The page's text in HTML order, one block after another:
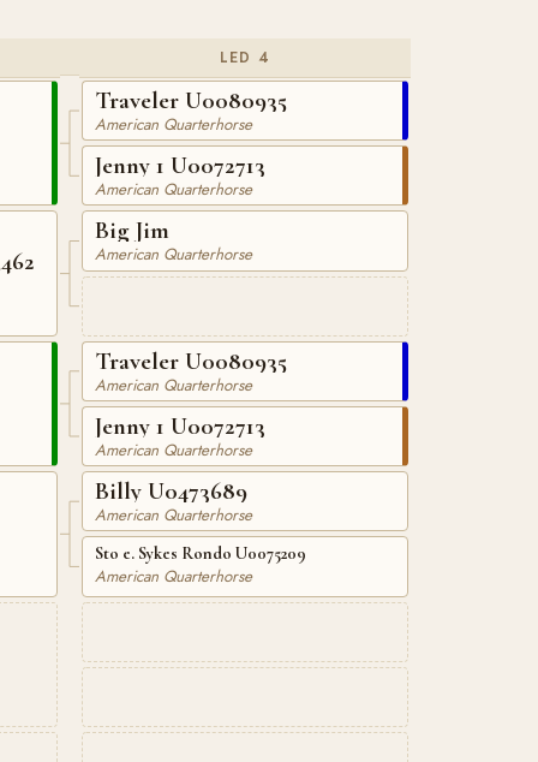
LED 4
Traveler U0080935
American Quarterhorse
Jenny 1 U0072713
American Quarterhorse
Big Jim
American Quarterhorse
Traveler U0080935
American Quarterhorse
Jenny 1 U0072713
American Quarterhorse
Billy U0473689
American Quarterhorse
Sto e. Sykes Rondo U0075209
American Quarterhorse